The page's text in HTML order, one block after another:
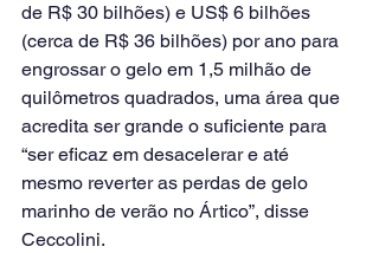
de R$ 30 bilhões) e US$ 6 bilhões
(cerca de R$ 36 bilhões) por ano para
engrossar o gelo em 1,5 milhão de
quilômetros quadrados, uma área que
acredita ser grande o suficiente para
“ser eficaz em desacelerar e até
mesmo reverter as perdas de gelo
marinho de verão no Ártico”, disse
Ceccolini.